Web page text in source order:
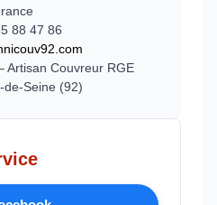
88 47 86
Artisan Couvreur RGE
de-Seine (92)